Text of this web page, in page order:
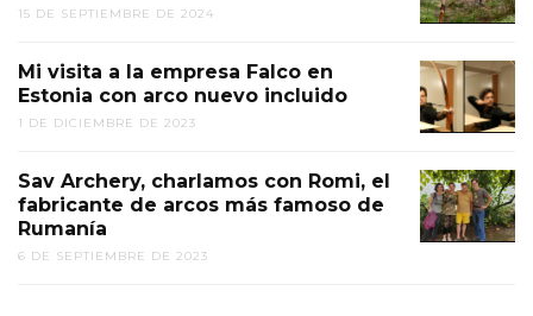
15 DE SEPTIEMBRE DE 2024
Mi visita a la empresa Falco en
Estonia con arco nuevo incluido
1 DE DICIEMBRE DE 2023
Sav Archery, charlamos con Romi, el
fabricante de arcos más famoso de
Rumanía
6 DE SEPTIEMBRE DE 2023